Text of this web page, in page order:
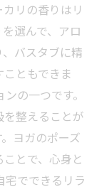
リの香りはリ
選んで、アロ
バスタブに精
ともできま
の一つです。
整えることが
ヨガのポーズ
とで、心身と
宅でできるリラ